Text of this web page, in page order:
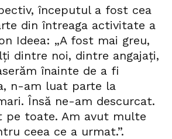
începutul a fost cea
din întreaga activitate a
Ideea: „A fost mai greu,
dintre noi, dintre angajați,
înainte de a fi
n-am luat parte la
Însă ne-am descurcat.
pe toate. Am avut multe
ceea ce a urmat.”.